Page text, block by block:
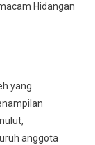
Hidangan
yang
anggota